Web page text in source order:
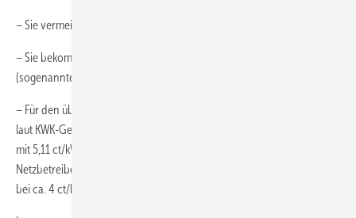
– Sie vermeiden eigenen Strombezug (ca. 250–800 Euro pro Jahr).
– Sie bekommen für das im Lion verbrauchte Gas die Gassteuer
(sogenannte Ökosteuer) erstattet (ca. 100–350 Euro pro Jahr).
– Für den überschüssigen ins Netz eingespeis­ten Strom erhalten Sie
laut KWK-Gesetz ca. 90–250 Euro pro Jahr. Eingespeister Strom wird
mit 5,11 ct/kWh über zehn Jahre vergütet. Zusätzlich zahlt der
Netzbetreiber eine gesetzlich geregelte Vergütung. Diese liegt derzeit
bei ca. 4 ct/kWh.